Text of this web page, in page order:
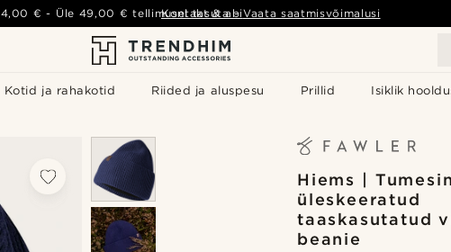
Kotid ja rahakotid Riided ja aluspesu Prillid Isiklik
4,00 € - Üle 49,00 € tellimusel tasuta- Vaata saatmisvõimalusi
Kontakt & abi
Hiems |
üleskeeratud
taaskasutatud
beanie